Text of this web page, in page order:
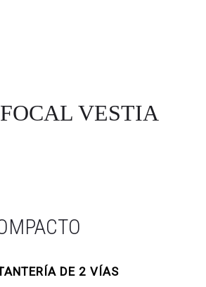
VESTIA
DE 2 VÍAS